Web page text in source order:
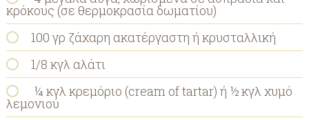
κρόκους (σε θερμοκρασία δωματίου)
100 γρ ζάχαρη ακατέργαστη ή κρυσταλλική
1/8 κγλ αλάτι
¼ κγλ κρεμόριο (cream of tartar) ή ½ κγλ χυμό
λεμονιού